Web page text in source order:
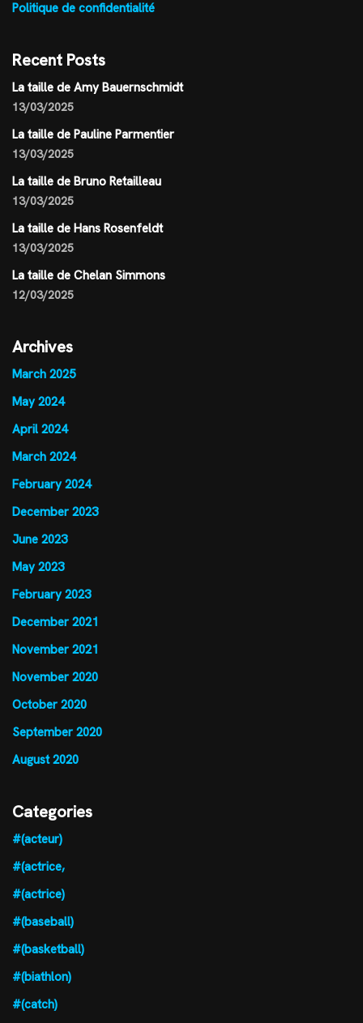
Politique de confidentialité
Recent Posts
La taille de Amy Bauernschmidt
13/03/2025
La taille de Pauline Parmentier
13/03/2025
La taille de Bruno Retailleau
13/03/2025
La taille de Hans Rosenfeldt
13/03/2025
La taille de Chelan Simmons
12/03/2025
Archives
March 2025
May 2024
April 2024
March 2024
February 2024
December 2023
June 2023
May 2023
February 2023
December 2021
November 2021
November 2020
October 2020
September 2020
August 2020
Categories
#(acteur)
#(actrice,
#(actrice)
#(baseball)
#(basketball)
#(biathlon)
#(catch)